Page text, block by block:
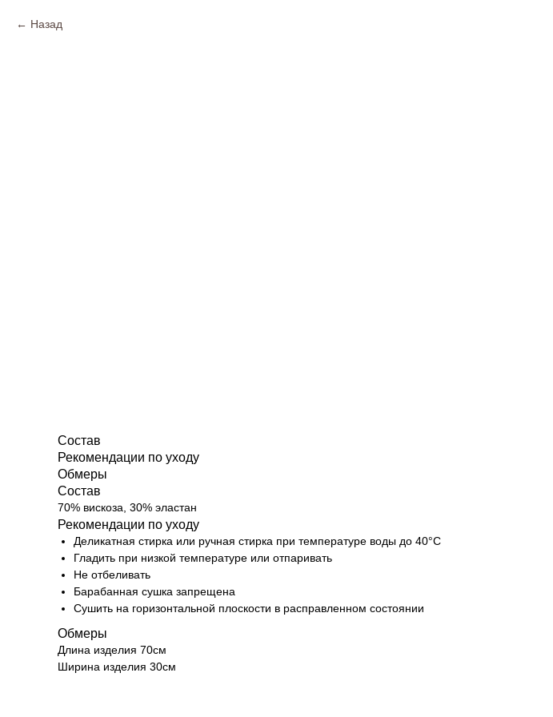
Назад
Состав
Рекомендации по уходу
Обмеры
Состав
70% вискоза, 30% эластан
Рекомендации по уходу
Деликатная стирка или ручная стирка при температуре воды до 40°C
Гладить при низкой температуре или отпаривать
Не отбеливать
Барабанная сушка запрещена
Сушить на горизонтальной плоскости в расправленном состоянии
Обмеры
Длина изделия 70см
Ширина изделия 30см